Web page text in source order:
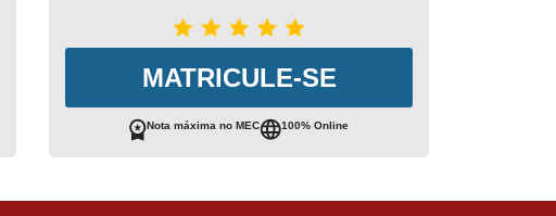
MATRICULE-SE
Nota máxima no MEC 100% Online